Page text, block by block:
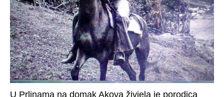
U Prlinama na domak Akova živjela je porodica